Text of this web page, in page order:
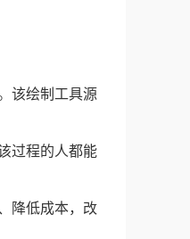
该绘制工具源
过程的人都能
降低成本，改